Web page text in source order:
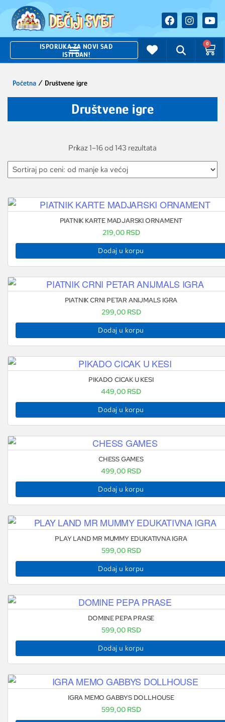
ISPORUKA ZA NOVI SAD
ISTI DAN!
0
Početna / Društvene igre
Društvene igre
Prikaz 1–16 od 143 rezultata
PIATNIK KARTE MADJARSKI ORNAMENT
219,00 RSD
Dodaj u korpu
PIATNIK CRNI PETAR ANIJMALS IGRA
299,00 RSD
Dodaj u korpu
PIKADO CICAK U KESI
449,00 RSD
Dodaj u korpu
CHESS GAMES
499,00 RSD
Dodaj u korpu
PLAY LAND MR MUMMY EDUKATIVNA IGRA
599,00 RSD
Dodaj u korpu
DOMINE PEPA PRASE
599,00 RSD
Dodaj u korpu
IGRA MEMO GABBYS DOLLHOUSE
599,00 RSD